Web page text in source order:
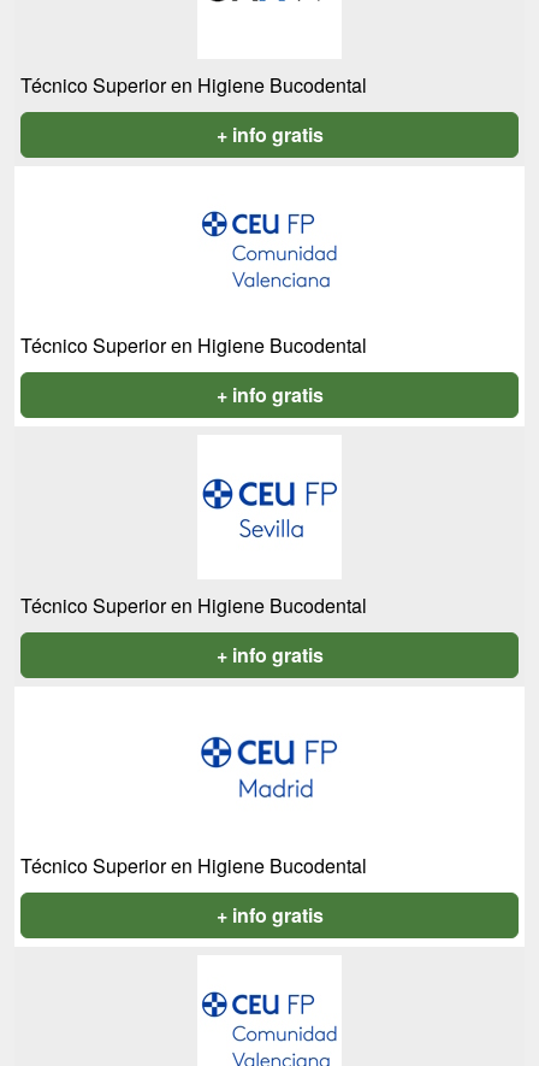
Técnico Superior en Higiene Bucodental
+ info gratis
Técnico Superior en Higiene Bucodental
+ info gratis
Técnico Superior en Higiene Bucodental
+ info gratis
Técnico Superior en Higiene Bucodental
+ info gratis